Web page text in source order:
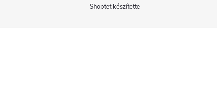
Shoptet készítette